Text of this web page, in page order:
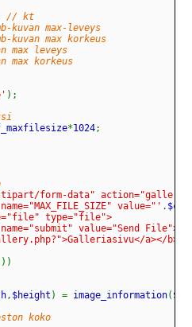
// kt
kuvan max-leveys
kuvan max korkeus
max leveys
max korkeus
) ;
*1024;
value="'
.
a></
) )
, $height ) = image_information(
koko